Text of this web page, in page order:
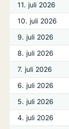
11. juli 2026
10. juli 2026
9. juli 2026
8. juli 2026
7. juli 2026
6. juli 2026
5. juli 2026
4. juli 2026